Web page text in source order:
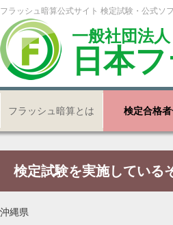
フラッシュ暗算公式サイト 検定試験・公式ソ
一般社団法人
日本
フラッシュ暗算とは 検定合格
検定試験を実施している
沖縄県